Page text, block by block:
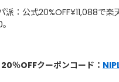
派：公式20%OFF¥11,088で楽
20％OFFクーポンコード：